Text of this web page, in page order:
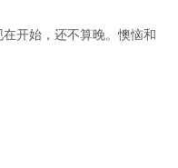
开始，还不算晚。懊恼和